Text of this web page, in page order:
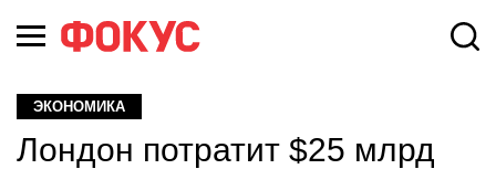
ЭКОНОМИКА
Лондон потратит $25 млрд